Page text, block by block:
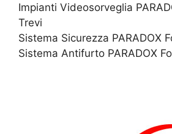
Impianti Videosorveglia
Trevi
Sistema Sicurezza PARADOX
Sistema Antifurto PARADOX